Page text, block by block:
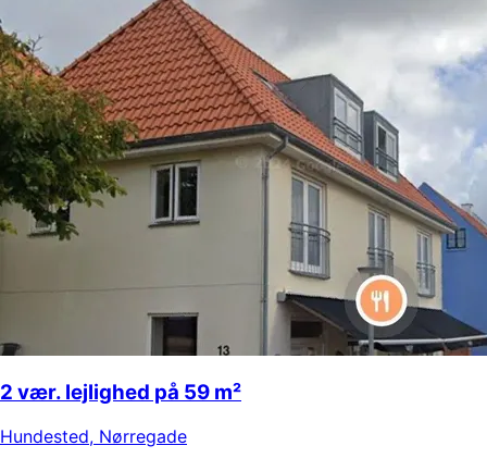
2 vær. lejlighed på 59 m²
Hundested, Nørregade